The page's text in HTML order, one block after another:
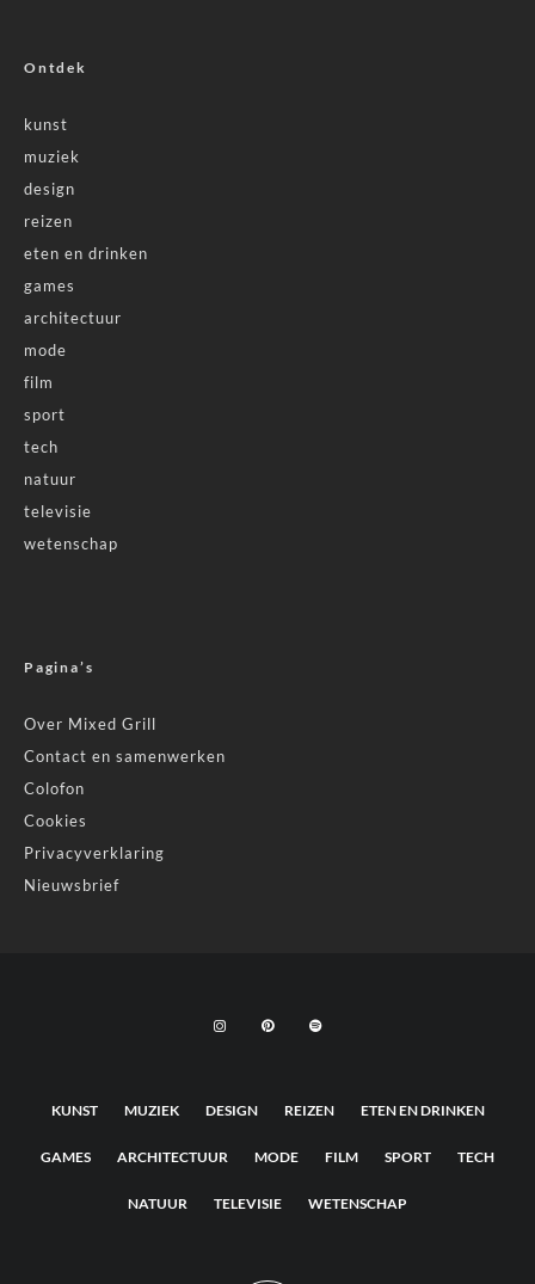
Ontdek
kunst
muziek
design
reizen
eten en drinken
games
architectuur
mode
film
sport
tech
natuur
televisie
wetenschap
Pagina’s
Over Mixed Grill
Contact en samenwerken
Colofon
Cookies
Privacyverklaring
Nieuwsbrief
KUNST MUZIEK DESIGN REIZEN ETEN EN DRINKEN
GAMES ARCHITECTUUR MODE FILM SPORT TECH
NATUUR TELEVISIE WETENSCHAP